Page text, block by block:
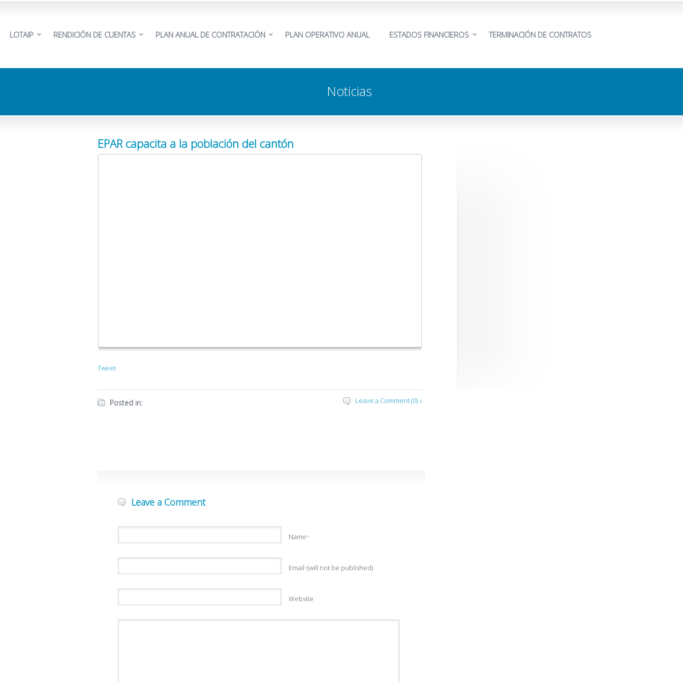
LOTAIP RENDICIÓN DE CUENTAS PLAN ANUAL DE CONTRATACIÓN PLAN OPERATIVO ANUAL ESTADOS FINANCIEROS TERMINACIÓN DE CONTRATOS
Noticias
EPAR capacita a la población del cantón
Tweet
Posted in: Leave a Comment (0) ↓
Leave a Comment
Name*
Email*(will not be published)
Website